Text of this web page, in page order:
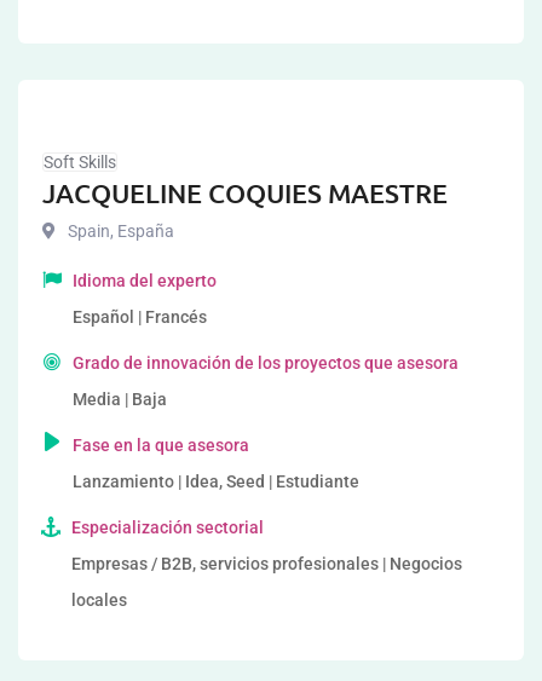
Soft Skills
JACQUELINE COQUIES MAESTRE
Spain, España
Idioma del experto
Español | Francés
Grado de innovación de los proyectos que asesora
Media | Baja
Fase en la que asesora
Lanzamiento | Idea, Seed | Estudiante
Especialización sectorial
Empresas / B2B, servicios profesionales | Negocios
locales